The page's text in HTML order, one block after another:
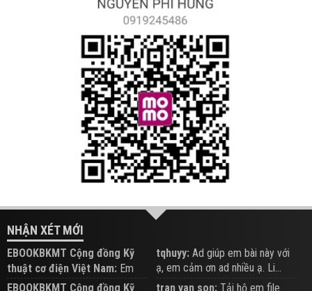
NHẬN XÉT MỚI
EBOOKBKMT Cộng đồng Kỹ
thuật cơ điện Việt Nam: Em
đăng trên Group hỗ trợ nhé
tqhuyy: Ad giúp em bài này với
ạ, em cảm ơn ad nhiều ạ. Li...
EBOOKBKMT Cộng đồng Kỹ
tran van son: Tải hộ em file